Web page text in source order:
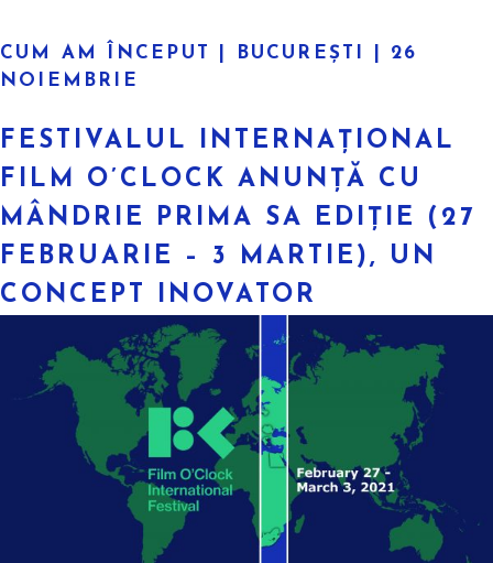
CUM AM ÎNCEPUT | BUCUREȘTI | 26
NOIEMBRIE
FESTIVALUL INTERNAȚIONAL
FILM O’CLOCK ANUNȚĂ CU
MÂNDRIE PRIMA SA EDIȚIE (27
FEBRUARIE – 3 MARTIE), UN
CONCEPT INOVATOR